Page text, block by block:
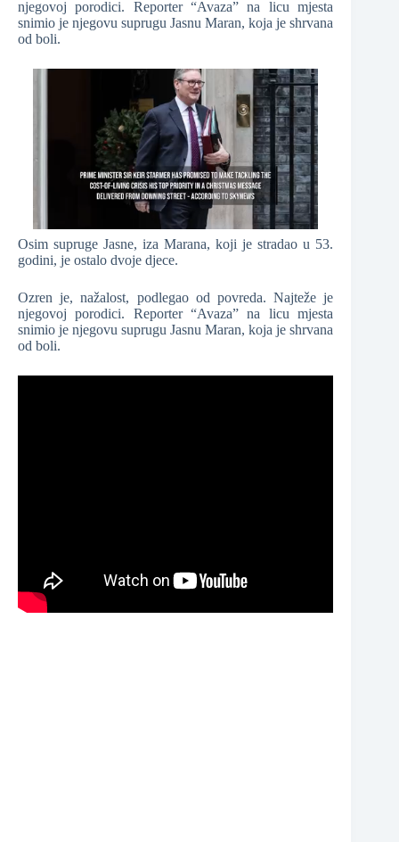
njegovoj porodici. Reporter “Avaza” na licu mjesta
snimio je njegovu suprugu Jasnu Maran, koja je shrvana
od boli.
Osim supruge Jasne, iza Marana, koji je stradao u 53.
godini, je ostalo dvoje djece.
Ozren je, nažalost, podlegao od povreda. Najteže je
njegovoj porodici. Reporter “Avaza” na licu mjesta
snimio je njegovu suprugu Jasnu Maran, koja je shrvana
od boli.